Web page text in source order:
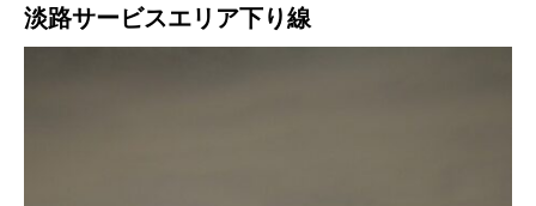
淡路サービスエリア下り線